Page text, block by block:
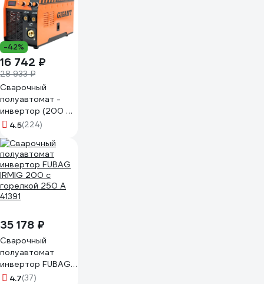
-42%
16 742 ₽
28 933 ₽
Сварочный
полуавтомат -
инвертор (200 A;
EURO; ПВ 60%)
4.5(224)
35 178 ₽
Сварочный
полуавтомат
инвертор FUBAG
IRMIG 200 с
4.7(37)